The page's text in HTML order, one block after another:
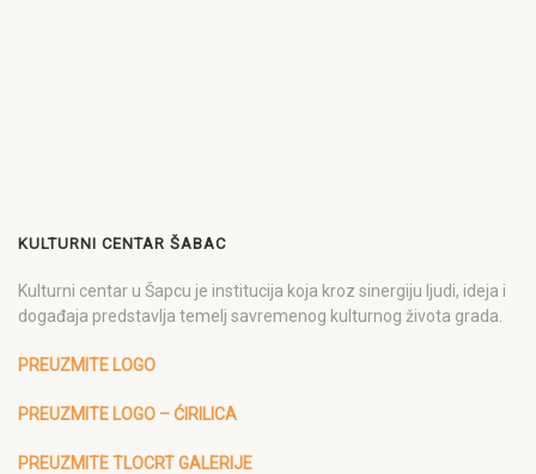
KULTURNI CENTAR ŠABAC
Kulturni centar u Šapcu je institucija koja kroz sinergiju ljudi, ideja i
događaja predstavlja temelj savremenog kulturnog života grada.
PREUZMITE LOGO
PREUZMITE LOGO – ĆIRILICA
PREUZMITE TLOCRT GALERIJE